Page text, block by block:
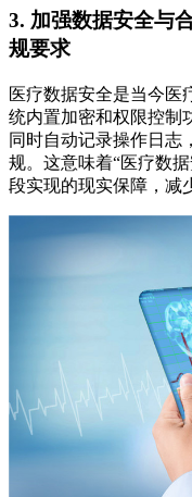
3. 加强数据安全与
规要求
医疗数据安全是当今医
统内置加密和权限控制
同时自动记录操作日志
规。这意味着“医疗数
段实现的现实保障，减